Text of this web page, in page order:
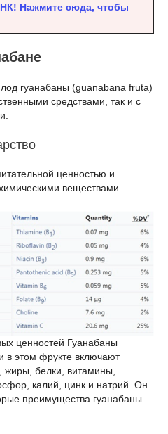
Нажмите сюда, чтобы
гуанабаны (guanabana fruta)
средствами, так и с
ценностью и
веществами.
ценностей Гуанабаны
в этом фрукте включают
белки, витамины,
калий, цинк и натрий. Он
преимущества гуанабаны